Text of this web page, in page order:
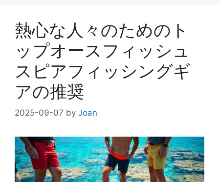
熱心な人々のためのト
ップオースフィッシュ
スピアフィッシングギ
アの推奨
2025-09-07 by Joan